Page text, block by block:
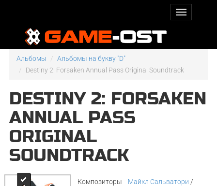
Альбомы
Альбомы на букву "D"
Destiny 2: Forsaken Annual Pass Original Soundtrack
DESTINY 2: FORSAKEN
ANNUAL PASS
ORIGINAL
SOUNDTRACK
Композиторы Майкл Сальватори /